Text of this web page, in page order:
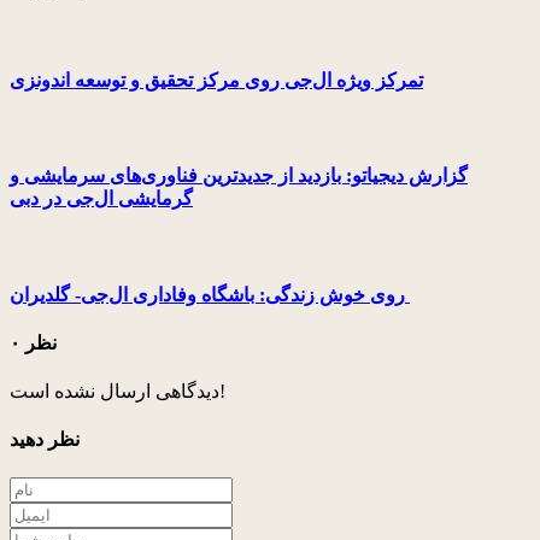
تمرکز ویژه ال‌جی روی مرکز تحقیق و توسعه اندونزی
گزارش دیجیاتو: بازدید از جدیدترین فناوری‌های سرمایشی و
گرمایشی ال‌جی در دبی
۰ نظر
دیدگاهی ارسال نشده است!
نظر دهید